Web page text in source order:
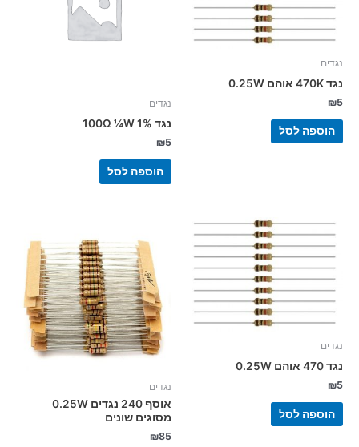
נגדים
נגד 470K אוהם 0.25W
₪5
הוספה לסל
נגדים
נגד 100Ω ¼W 1%
₪5
הוספה לסל
נגדים
נגד 470 אוהם 0.25W
₪5
הוספה לסל
נגדים
אוסף 240 נגדים 0.25W
מסוגים שונים
₪85